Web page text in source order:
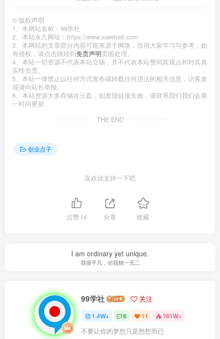
© 版权声明
1、本网站名称：99学社
2、本站永久网址：https://www.xueshe9.com
3、本网站的文章部分内容可能来源于网络，仅供大家学习与参考，如
有侵权，请点击跳转到免责声明页面处理。
4、本站一切资源不代表本站立场，并不代表本站赞同其观点和对其真
实性负责。
5、本站一律禁止以任何方式发布或转载任何违法的相关信息，访客发
现请向站长举报。
6、本站资源大多存储在云盘，如发现链接失效，请联系我们我们会第
一时间更新。
THE END
创业点子
喜欢就支持一下吧
点赞14 分享 收藏
I am ordinary yet unique.
我很平凡，但我独一无二
99学社 关注
1.4W+ 6 11 161W+
不要让你的梦想只是想想而已